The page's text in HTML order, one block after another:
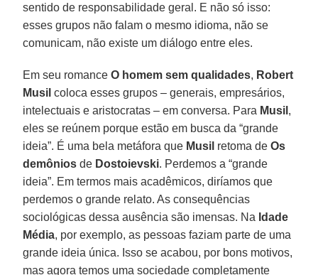
sentido de responsabilidade geral. E não só isso:
esses grupos não falam o mesmo idioma, não se
comunicam, não existe um diálogo entre eles.
Em seu romanceO homem sem qualidades, Robert
Musil coloca esses grupos – generais, empresários,
intelectuais e aristocratas – em conversa. Para Musil ,
eles se reúnem porque estão em busca da “grande
ideia”. É uma bela metáfora que Musil retoma deOs
demôniosde Dostoievski. Perdemos a “grande
ideia”. Em termos mais acadêmicos, diríamos que
perdemos o grande relato. As consequências
sociológicas dessa ausência são imensas. Na Idade
Média, por exemplo, as pessoas faziam parte de uma
grande ideia única. Isso se acabou, por bons motivos,
mas agora temos uma sociedade completamente